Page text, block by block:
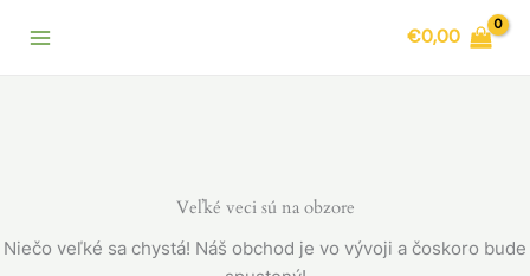
€0,00
Veľké veci sú na obzore
Niečo veľké sa chystá! Náš obchod je vo vývoji a čoskoro bude